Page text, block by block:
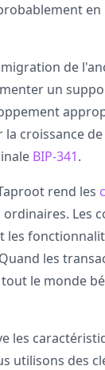
de
un
croissance
BIP-341.
rend les
Les
les
les
le monde
les
utilisons des